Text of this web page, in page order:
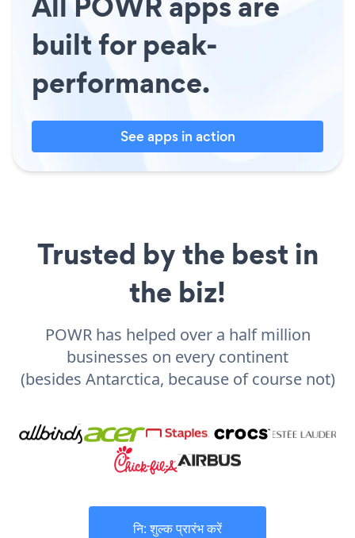
built for peak-
performance.
See apps in action
Trusted by the best in
the biz!
POWR has helped over a half million
businesses on every continent
(besides Antarctica, because of course not)
नि: शुल्क प्रारंभ करें